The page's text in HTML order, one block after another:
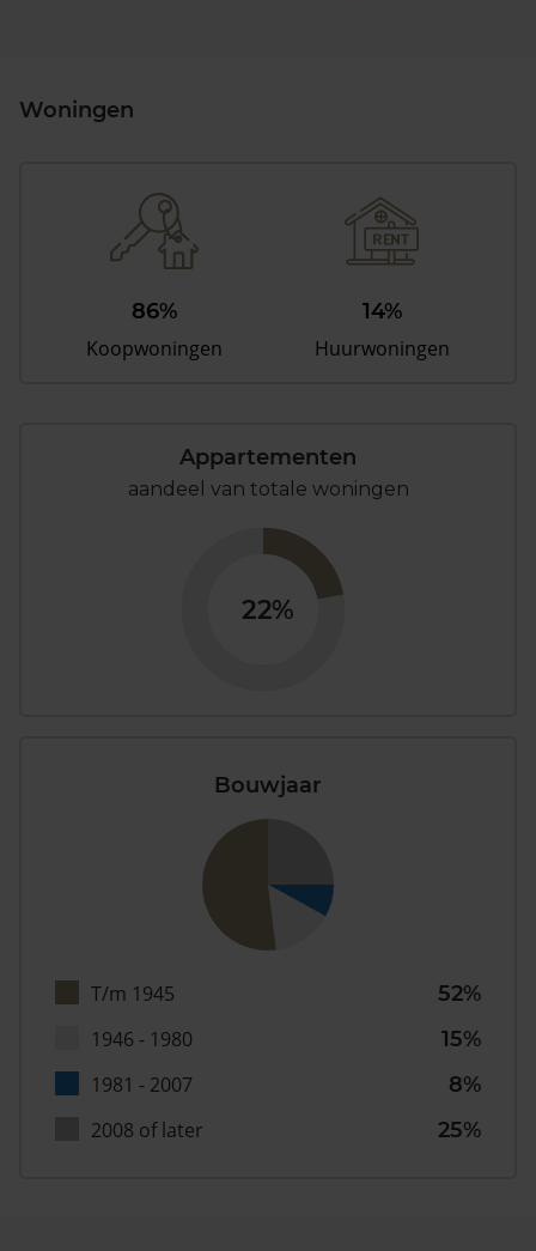
Woningen
86%
Koopwoningen
14%
Huurwoningen
Appartementen
aandeel van totale woningen
22%
Bouwjaar
T/m 1945
52%
1946 - 1980
15%
1981 - 2007
8%
2008 of later
25%